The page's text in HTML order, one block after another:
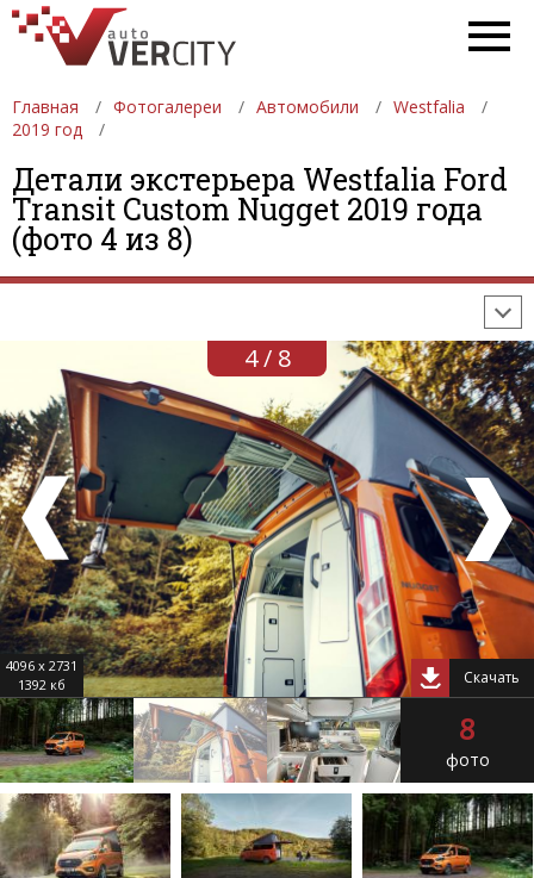
Главная Фотогалереи Автомобили
Westfalia
2019 год
Детали экстерьера Westfalia Ford
Transit Custom Nugget 2019 года
(фото 4 из 8)
ФОТОГАЛЕРЕИ АВТОМОБИЛИ
ДЕВУШКИ
АВТОСАЛОНЫ
ФОРМУЛА-1
4 / 8
4096 x 2731
1392 кб
Скачать
8
фото